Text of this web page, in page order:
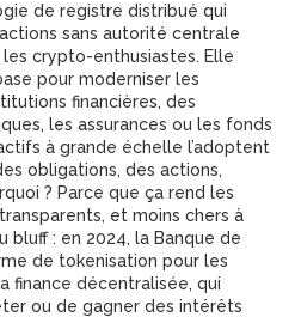
de registre distribué qui
sans autorité centrale
les crypto-enthusiastes. Elle
pour moderniser les
financières, des
les assurances ou les fonds
à grande échelle l’adoptent
obligations, des actions,
? Parce que ça rend les
et moins chers à
bluff : en 2024, la Banque de
de tokenisation pour les
finance décentralisée, qui
ou de gagner des intérêts